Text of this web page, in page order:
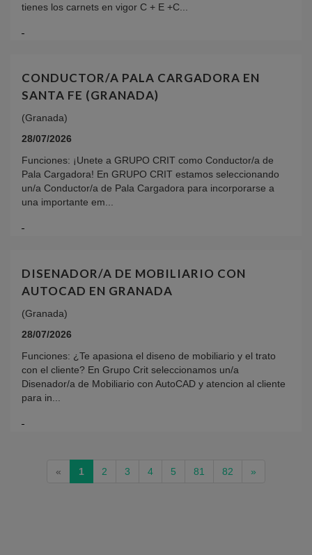
tienes los carnets en vigor C + E +C...
CONDUCTOR/A PALA CARGADORA EN
SANTA FE (GRANADA)
(Granada)
28/07/2026
Funciones: ¡Unete a GRUPO CRIT como Conductor/a de
Pala Cargadora! En GRUPO CRIT estamos seleccionando
un/a Conductor/a de Pala Cargadora para incorporarse a
una importante em...
DISENADOR/A DE MOBILIARIO CON
AUTOCAD EN GRANADA
(Granada)
28/07/2026
Funciones: ¿Te apasiona el diseno de mobiliario y el trato
con el cliente? En Grupo Crit seleccionamos un/a
Disenador/a de Mobiliario con AutoCAD y atencion al cliente
para in...
« 1 (current)
2 3 4 5 81 82 »